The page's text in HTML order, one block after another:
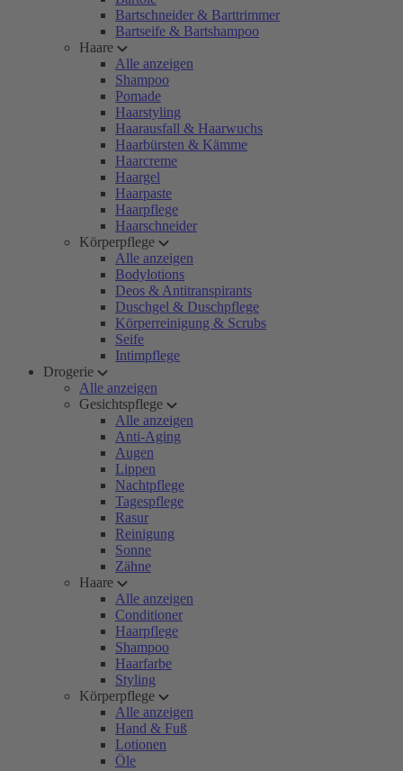
Bartschneider & Barttrimmer
Bartseife & Bartshampoo
Haare
Alle anzeigen
Shampoo
Pomade
Haarstyling
Haarausfall & Haarwuchs
Haarbürsten & Kämme
Haarcreme
Haargel
Haarpaste
Haarpflege
Haarschneider
Körperpflege
Alle anzeigen
Bodylotions
Deos & Antitranspirants
Duschgel & Duschpflege
Körperreinigung & Scrubs
Seife
Intimpflege
Drogerie
Alle anzeigen
Gesichtspflege
Alle anzeigen
Anti-Aging
Augen
Lippen
Nachtpflege
Tagespflege
Rasur
Reinigung
Sonne
Zähne
Haare
Alle anzeigen
Conditioner
Haarpflege
Shampoo
Haarfarbe
Styling
Körperpflege
Alle anzeigen
Hand & Fuß
Lotionen
Öle